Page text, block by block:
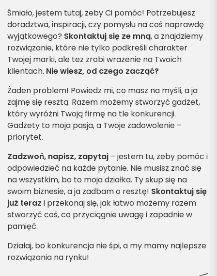
Śmiało, jestem tutaj, żeby Ci pomóc! Potrzebujesz
doradztwa, inspiracji, czy pomysłu na coś naprawdę
wyjątkowego? Skontaktuj się ze mną, a znajdziemy
rozwiązanie, które nie tylko podkreśli charakter
Twojej marki, ale też zrobi wrażenie na Twoich
klientach. Nie wiesz, od czego zacząć?
Żaden problem! Powiedz mi, co masz na myśli, a ja
zajmę się resztą. Razem możemy stworzyć gadżet,
który wyróżni Twoją firmę na tle konkurencji.
Gadżety to moja pasja, a Twoje zadowolenie –
priorytet.
Zadzwoń, napisz, zapytaj – jestem tu, żeby pomóc i
odpowiedzieć na każde pytanie. Nie musisz znać się
na wszystkim, bo to moja działka. Ty skup się na
swoim biznesie, a ja zadbam o resztę! Skontaktuj się
już teraz i przekonaj się, jak łatwo możemy razem
stworzyć coś, co przyciągnie uwagę i zapadnie w
pamięć.
Działaj, bo konkurencja nie śpi, a my mamy najlepsze
rozwiązania na rynku!